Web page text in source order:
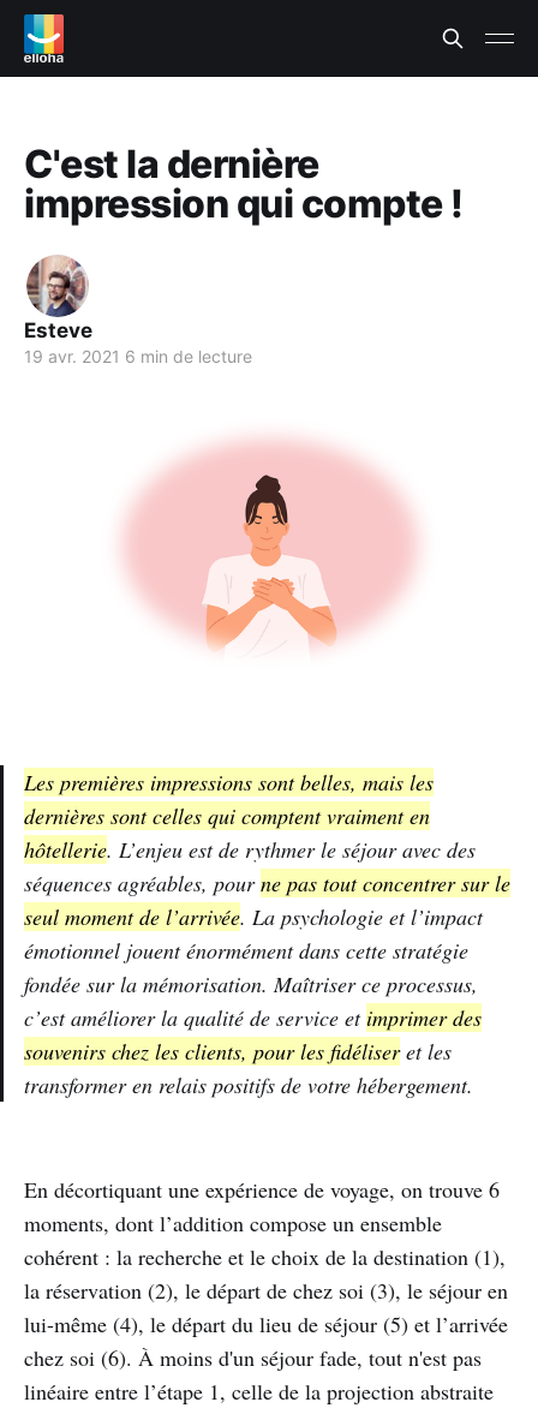
C'est la dernière
impression qui compte !
Esteve
19 avr. 2021 6 min de lecture
Les premières impressions sont belles, mais les
dernières sont celles qui comptent vraiment en
hôtellerie. L’enjeu est de rythmer le séjour avec des
séquences agréables, pourne pas tout concentrer sur le
seul moment de l’arrivée. La psychologie et l’impact
émotionnel jouent énormément dans cette stratégie
fondée sur la mémorisation. Maîtriser ce processus,
c’est améliorer la qualité de service et imprimer des
souvenirs chez les clients, pour les fidéliseret les
transformer en relais positifs de votre hébergement.
En décortiquant une expérience de voyage, on trouve 6
moments, dont l’addition compose un ensemble
cohérent : la recherche et le choix de la destination (1),
la réservation (2), le départ de chez soi (3), le séjour en
lui-même (4), le départ du lieu de séjour (5) et l’arrivée
chez soi (6). À moins d'un séjour fade, tout n'est pas
linéaire entre l’étape 1, celle de la projection abstraite